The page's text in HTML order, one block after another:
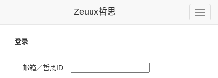
Toggle
Zeuux哲思
登录
邮箱／哲思ID